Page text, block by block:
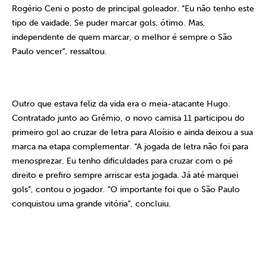
Rogério Ceni o posto de principal goleador. “Eu não tenho este
tipo de vaidade. Se puder marcar gols, ótimo. Mas,
independente de quem marcar, o melhor é sempre o São
Paulo vencer”, ressaltou.
Outro que estava feliz da vida era o meia-atacante Hugo.
Contratado junto ao Grêmio, o novo camisa 11 participou do
primeiro gol ao cruzar de letra para Aloísio e ainda deixou a sua
marca na etapa complementar. “A jogada de letra não foi para
menosprezar. Eu tenho dificuldades para cruzar com o pé
direito e prefiro sempre arriscar esta jogada. Já até marquei
gols”, contou o jogador. “O importante foi que o São Paulo
conquistou uma grande vitória”, concluiu.